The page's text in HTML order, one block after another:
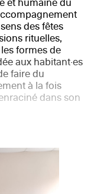
et humaine du
des fêtes
rituelles,
formes de
aux habitant·es
faire du
à la fois
dans son